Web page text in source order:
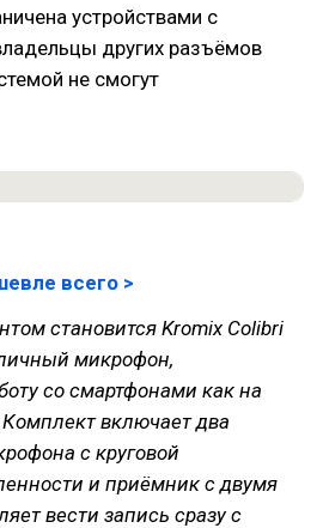
устройствами с
других разъёмов
не смогут
всего >
становится Kromix Colibri
микрофон,
со смартфонами как на
Комплект включает два
с круговой
и приёмник с двумя
вести запись сразу с